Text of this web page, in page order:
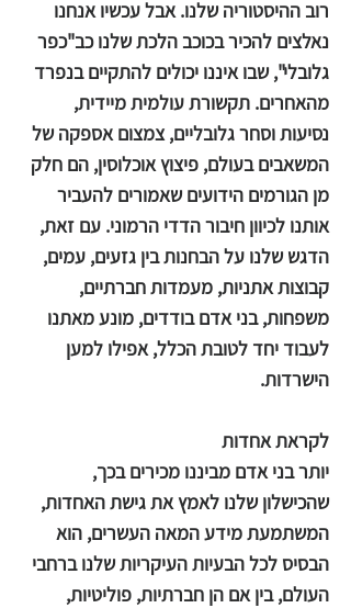
רוב ההיסטוריה שלנו. אבל עכשיו אנחנו
נאלצים להכיר בכוכב הלכת שלנו כב"כפר
גלובלי", שבו איננו יכולים להתקיים בנפרד
מהאחרים. תקשורת עולמית מיידית,
נסיעות וסחר גלובליים, צמצום אספקה של
המשאבים בעולם, פיצוץ אוכלוסין, הם חלק
מן הגורמים הידועים שאמורים להעביר
אותנו לכיוון חיבור הדדי הרמוני. עם זאת,
הדגש שלנו על הבחנות בין גזעים, עמים,
קבוצות אתניות, מעמדות חברתיים,
משפחות, בני אדם בודדים, מונע מאתנו
לעבוד יחד לטובת הכלל, אפילו למען
הישרדות.
לקראת אחדות
יותר בני אדם מביננו מכירים בכך,
שהכישלון שלנו לאמץ את גישת האחדות,
המשתמעת מידע המאה העשרים, הוא
הבסיס לכל הבעיות העיקריות שלנו ברחבי
העולם, בין אם הן חברתיות, פוליטיות,